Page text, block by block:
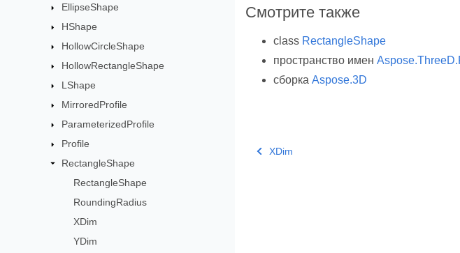
EllipseShape
HShape
HollowCircleShape
HollowRectangleShape
LShape
MirroredProfile
ParameterizedProfile
Profile
RectangleShape
RectangleShape
RoundingRadius
XDim
YDim
Смотрите также
class RectangleShape
пространство имен
сборка Aspose.3D
XDim